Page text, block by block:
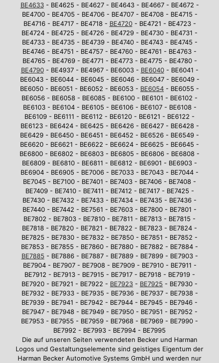
BE4633- BE4625 - BE4627 - BE4643 - BE4667 - BE4672 -
BE4700 - BE4705 - BE4706 - BE4707 - BE4708 - BE4715 -
BE4716 - BE4717 - BE4718 - BE4720- BE4721 - BE4723 -
BE4724 - BE4725 - BE4726 - BE4729 - BE4730 - BE4731 -
BE4733 - BE4735 - BE4739 - BE4740 - BE4743 - BE4745 -
BE4746 - BE4751 - BE4757 - BE4760 - BE4761 - BE4763 -
BE4765 - BE4769 - BE4771 - BE4773 - BE4775 - BE4780 -
BE4790- BE4937 - BE4967 - BE6003 - BE6040- BE6041 -
BE6043 - BE6044 - BE6045 - BE6046 - BE6047 - BE6049 -
BE6050 - BE6051 - BE6052 - BE6053 - BE6054 - BE6055 -
BE6056 - BE6058 - BE6085 - BE6100 - BE6101 - BE6102 -
BE6103 - BE6104 - BE6105 - BE6106 - BE6107 - BE6108 -
BE6109 - BE6111 - BE6112 - BE6120 - BE6121 - BE6122 -
BE6123 - BE6424 - BE6425 - BE6426 - BE6427 - BE6428 -
BE6429 - BE6450 - BE6451 - BE6452 - BE6526 - BE6549 -
BE6620 - BE6621 - BE6622 - BE6624 - BE6625 - BE6645 -
BE6800 - BE6802 - BE6803 - BE6805 - BE6806 - BE6808 -
BE6809 - BE6810 - BE6811 - BE6812 - BE6901 - BE6903 -
BE6904 - BE6905 - BE7006 - BE7033 - BE7043 - BE7044 -
BE7045 - BE7100 - BE7401 - BE7403 - BE7406 - BE7408 -
BE7409 - BE7410 - BE7411 - BE7412 - BE7417 - BE7425 -
BE7430 - BE7432 - BE7433 - BE7434 - BE7435 - BE7436 -
BE7440 - BE7442 - BE7561 - BE7603 - BE7800 - BE7801 -
BE7802 - BE7803 - BE7810 - BE7811 - BE7813 - BE7815 -
BE7818 - BE7820 - BE7821 - BE7822 - BE7823 - BE7824 -
BE7825 - BE7830 - BE7832 - BE7850 - BE7851 - BE7852 -
BE7853 - BE7855 - BE7860 - BE7880 - BE7882 - BE7884 -
BE7885 - BE7886 - BE7887 - BE7889 - BE7899 - BE7903 -
BE7904 - BE7907 - BE7908 - BE7909 - BE7910 - BE7911 -
BE7912 - BE7913 - BE7915 - BE7917 - BE7918 - BE7919 -
BE7920 - BE7921 - BE7922 - BE7923 - BE7925 - BE7930 -
BE7932 - BE7933 - BE7935 - BE7936 - BE7937 - BE7938 -
BE7939 - BE7941 - BE7942 - BE7944 - BE7945 - BE7946 -
BE7947 - BE7948 - BE7949 - BE7950 - BE7951 - BE7952 -
BE7953 - BE7955 - BE7959 - BE7968 - BE7969 - BE7990 -
BE7992 - BE7993 - BE7994 - BE7995
Die auf unseren Seiten verwendeten Becker und Harman
Logos und Gestaltungselemente sind geistiges Eigentum der
Harman Becker Automotive Systems GmbH und werden nur